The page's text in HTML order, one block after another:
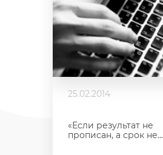
25.02.2014
«Если результат не
прописан, а срок не...